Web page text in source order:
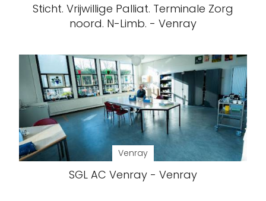
Sticht. Vrijwillige Palliat. Terminale Zorg
noord. N-Limb. - Venray
Venray
SGL AC Venray - Venray